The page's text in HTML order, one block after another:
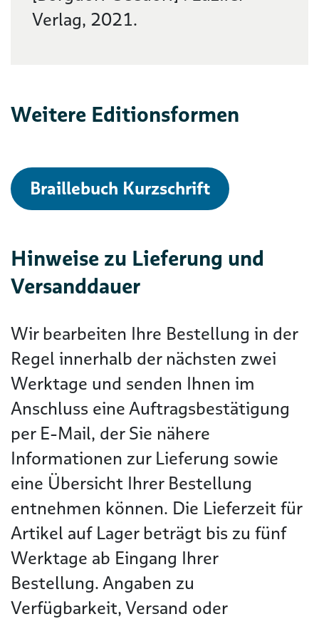
Verlag, 2021.
Weitere Editionsformen
Braillebuch Kurzschrift
Hinweise zu Lieferung und
Versanddauer
Wir bearbeiten Ihre Bestellung in der
Regel innerhalb der nächsten zwei
Werktage und senden Ihnen im
Anschluss eine Auftragsbestätigung
per E-Mail, der Sie nähere
Informationen zur Lieferung sowie
eine Übersicht Ihrer Bestellung
entnehmen können. Die Lieferzeit für
Artikel auf Lager beträgt bis zu fünf
Werktage ab Eingang Ihrer
Bestellung. Angaben zu
Verfügbarkeit, Versand oder